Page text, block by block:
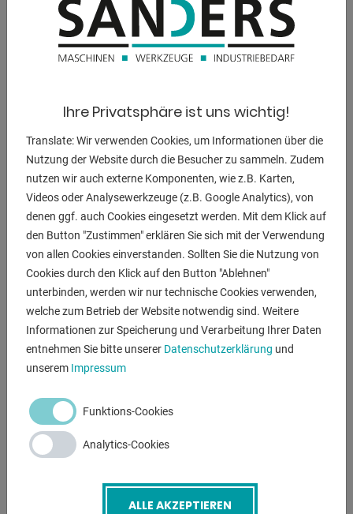
AVALON 40.1 PFC ""AIR""
Plasmaschneidegerät
Lagernummer: 1125-8459709
Schneidbereich bei Stahl bis: 8.0 QS mm
Leistung bei 100% ED: 30.0 Ampere
Schneidmedium: Druckluft
Auf Merkzettel speichern
DETAILS
Ihre Privatsphäre ist uns wichtig!
Translate: Wir verwenden Cookies, um Informationen über die
Nutzung der Website durch die Besucher zu sammeln. Zudem
nutzen wir auch externe Komponenten, wie z.B. Karten,
Videos oder Analysewerkzeuge (z.B. Google Analytics), von
denen ggf. auch Cookies eingesetzt werden. Mit dem Klick auf
den Button "Zustimmen" erklären Sie sich mit der Verwendung
von allen Cookies einverstanden. Sollten Sie die Nutzung von
Cookies durch den Klick auf den Button "Ablehnen"
unterbinden, werden wir nur technische Cookies verwenden,
welche zum Betrieb der Website notwendig sind. Weitere
Informationen zur Speicherung und Verarbeitung Ihrer Daten
entnehmen Sie bitte unserer Datenschutzerklärung und
unserem Impressum
Funktions-Cookies
Analytics-Cookies
ALLE AKZEPTIEREN